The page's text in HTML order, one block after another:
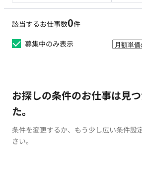
該当するお仕事数0件
募集中のみ表示
お探しの条件のお仕事は見
た。
条件を変更するか、もう少し広い条件設
さい。